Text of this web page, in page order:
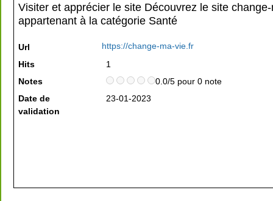
Visiter et apprécier le site Découvrez le site
appartenant à la catégorie Santé
Url
https://change-ma-vie.fr
Hits
1
Notes
0.0/5 pour 0 note
Date de
validation
23-01-2023